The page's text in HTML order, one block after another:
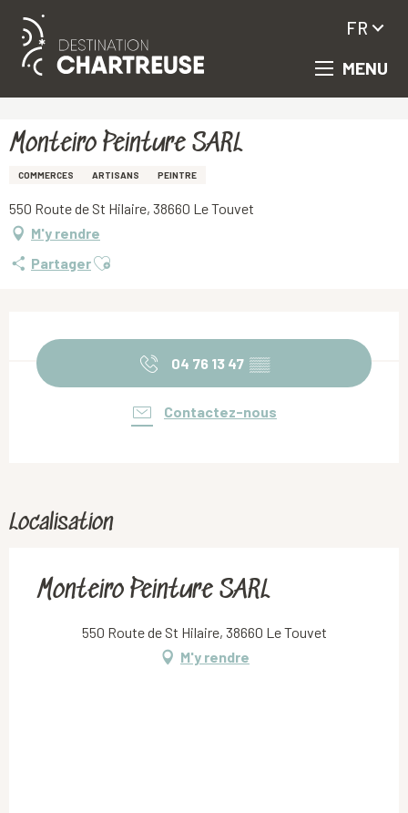
Aller
principal
MENU
FR
Monteiro Peinture SARL
COMMERCES ARTISANS PEINTRE
550 Route de St Hilaire, 38660 Le Touvet
M'y rendre
PartagerAjouter aux favoris
04 76 13 47 ▒▒
Contactez-nous
Localisation
Monteiro Peinture SARL
550 Route de St Hilaire, 38660 Le Touvet
M'y rendre